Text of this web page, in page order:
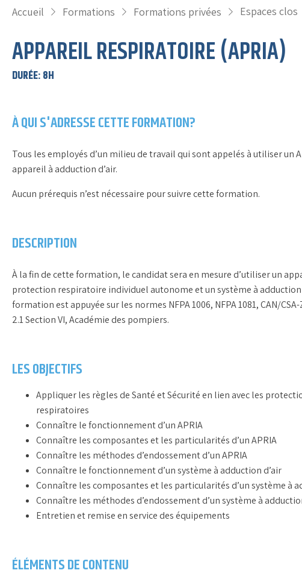
Accueil Formations Formations privées Espaces clos
APPAREIL RESPIRATOIRE (APRIA)
DURÉE:8H
À QUI S'ADRESSE CETTE FORMATION?
Tous les employés d’un milieu de travail qui sont appelés à utiliser un
appareil à adduction d’air.
Aucun prérequis n’est nécessaire pour suivre cette formation.
DESCRIPTION
À la fin de cette formation, le candidat sera en mesure d’utiliser un
protection respiratoire individuel autonome et un système à adduction
formation est appuyée sur les normes NFPA 1006, NFPA 1081, CAN/CSA-
2.1 Section VI, Académie des pompiers.
LES OBJECTIFS
Appliquer les règles de Santé et Sécurité en lien avec les
respiratoires
Connaître le fonctionnement d’un APRIA
Connaître les composantes et les particularités d’un APRIA
Connaître les méthodes d’endossement d’un APRIA
Connaître le fonctionnement d’un système à adduction d’air
Connaître les composantes et les particularités d’un système à
Connaître les méthodes d’endossement d’un système à
Entretien et remise en service des équipements
ÉLÉMENTS DE CONTENU